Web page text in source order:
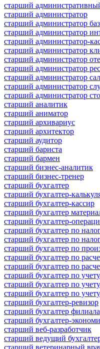
старший
старший администратор
старший администратор
старший администратор
старший администратор-
старший администратор
старший администратор
старший администратор
старший администратор
старший администратор
старший администратор
старший аналитик
старший аниматор
старший архивариус
старший архитектор
старший аудитор
старший бариста
старший бармен
старший бизнес-аналитик
старший бизнес-тренер
старший бухгалтер
старший бухгалтер-
старший бухгалтер-кассир
старший бухгалтер
старший бухгалтер-
старший бухгалтер по
старший бухгалтер по
старший бухгалтер по
старший бухгалтер по
старший бухгалтер по
старший бухгалтер по
старший бухгалтер по
старший бухгалтер по
старший бухгалтер-ревизор
старший бухгалтер филиала
старший бухгалтер-
старший веб-разработчик
старший ведущий
старший ветеринарный